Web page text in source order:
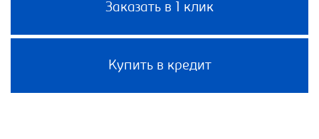
Заказать в 1 клик
Купить в кредит